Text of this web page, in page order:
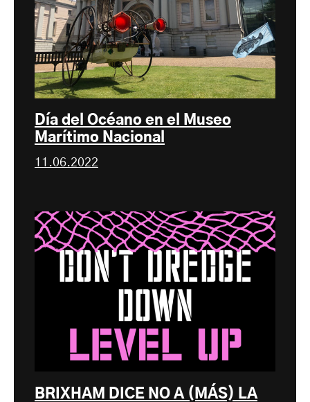
Día del Océano en el Museo
Marítimo Nacional
11.06.2022
BRIXHAM DICE NO A (MÁS) LA